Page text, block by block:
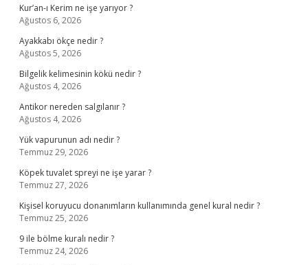
Kur’an-ı Kerim ne işe yarıyor ?
Ağustos 6, 2026
Ayakkabı ökçe nedir ?
Ağustos 5, 2026
Bilgelik kelimesinin kökü nedir ?
Ağustos 4, 2026
Antikor nereden salgılanır ?
Ağustos 4, 2026
Yük vapurunun adı nedir ?
Temmuz 29, 2026
Köpek tuvalet spreyi ne işe yarar ?
Temmuz 27, 2026
Kişisel koruyucu donanımların kullanımında genel kural nedir ?
Temmuz 25, 2026
9 ile bölme kuralı nedir ?
Temmuz 24, 2026